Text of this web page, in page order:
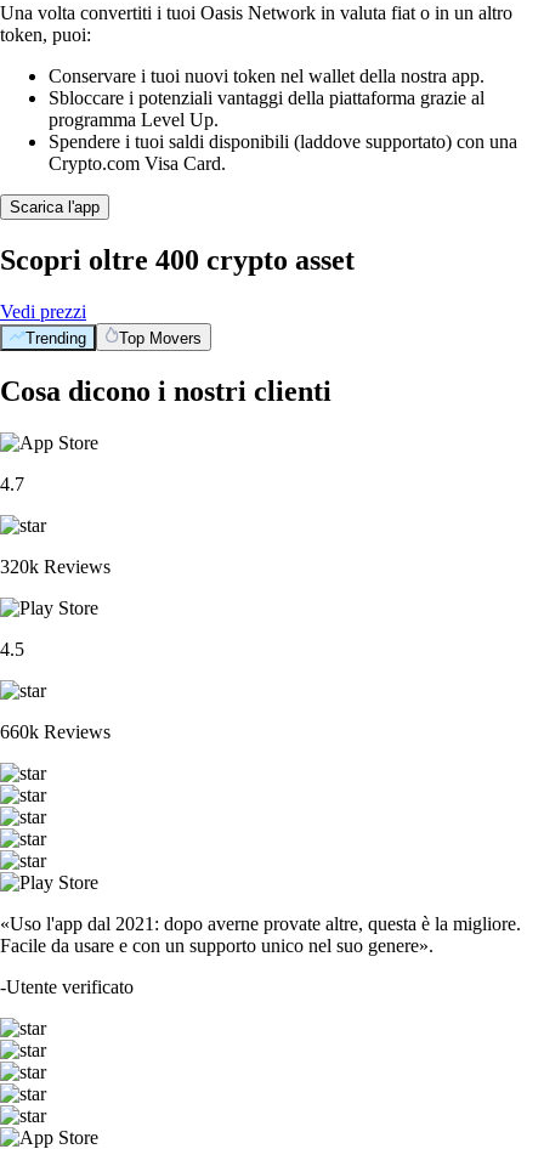
Una volta convertiti i tuoi Oasis Network in valuta fiat o in un altro
token, puoi:
Conservare i tuoi nuovi token nel wallet della nostra app.
Sbloccare i potenziali vantaggi della piattaforma grazie al
programma Level Up.
Spendere i tuoi saldi disponibili (laddove supportato) con una
Crypto.com Visa Card.
Scarica l'app
Scopri oltre 400 crypto asset
Vedi prezzi
Trending Top Movers
Cosa dicono i nostri clienti
4.7
320k Reviews
4.5
660k Reviews
«Uso l'app dal 2021: dopo averne provate altre, questa è la migliore.
Facile da usare e con un supporto unico nel suo genere».
-Utente verificato